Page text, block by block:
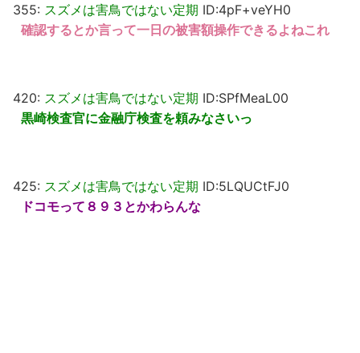
355: スズメは害鳥ではない定期 ID:4pF+veYH0
確認するとか言って一日の被害額操作できるよねこれ
420: スズメは害鳥ではない定期 ID:SPfMeaL00
黒崎検査官に金融庁検査を頼みなさいっ
425: スズメは害鳥ではない定期 ID:5LQUCtFJ0
ドコモって８９３とかわらんな